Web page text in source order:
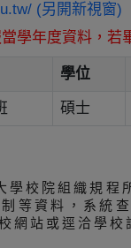
(另開新視窗)
學年度資料，
學位
碩士
學校院組織規
等資料，系統
網站或逕洽學校